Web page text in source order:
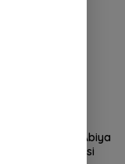
Capai 607, Abiya
Pijay: Kaderisasi